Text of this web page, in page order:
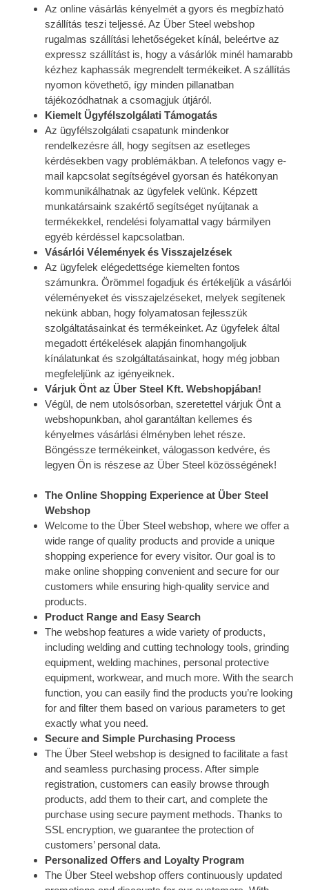
Az online vásárlás kényelmét a gyors és megbízható
szállítás teszi teljessé. Az Über Steel webshop
rugalmas szállítási lehetőségeket kínál, beleértve az
expressz szállítást is, hogy a vásárlók minél hamarabb
kézhez kaphassák megrendelt termékeiket. A szállítás
nyomon követhető, így minden pillanatban
tájékozódhatnak a csomagjuk útjáról.
Kiemelt Ügyfélszolgálati Támogatás
Az ügyfélszolgálati csapatunk mindenkor
rendelkezésre áll, hogy segítsen az esetleges
kérdésekben vagy problémákban. A telefonos vagy e-
mail kapcsolat segítségével gyorsan és hatékonyan
kommunikálhatnak az ügyfelek velünk. Képzett
munkatársaink szakértő segítséget nyújtanak a
termékekkel, rendelési folyamattal vagy bármilyen
egyéb kérdéssel kapcsolatban.
Vásárlói Vélemények és Visszajelzések
Az ügyfelek elégedettsége kiemelten fontos
számunkra. Örömmel fogadjuk és értékeljük a vásárlói
véleményeket és visszajelzéseket, melyek segítenek
nekünk abban, hogy folyamatosan fejlesszük
szolgáltatásainkat és termékeinket. Az ügyfelek által
megadott értékelések alapján finomhangoljuk
kínálatunkat és szolgáltatásainkat, hogy még jobban
megfeleljünk az igényeiknek.
Várjuk Önt az Über Steel Kft. Webshopjában!
Végül, de nem utolsósorban, szeretettel várjuk Önt a
webshopunkban, ahol garantáltan kellemes és
kényelmes vásárlási élményben lehet része.
Böngéssze termékeinket, válogasson kedvére, és
legyen Ön is részese az Über Steel közösségének!
The Online Shopping Experience at Über Steel
Webshop
Welcome to the Über Steel webshop, where we offer a
wide range of quality products and provide a unique
shopping experience for every visitor. Our goal is to
make online shopping convenient and secure for our
customers while ensuring high-quality service and
products.
Product Range and Easy Search
The webshop features a wide variety of products,
including welding and cutting technology tools, grinding
equipment, welding machines, personal protective
equipment, workwear, and much more. With the search
function, you can easily find the products you’re looking
for and filter them based on various parameters to get
exactly what you need.
Secure and Simple Purchasing Process
The Über Steel webshop is designed to facilitate a fast
and seamless purchasing process. After simple
registration, customers can easily browse through
products, add them to their cart, and complete the
purchase using secure payment methods. Thanks to
SSL encryption, we guarantee the protection of
customers’ personal data.
Personalized Offers and Loyalty Program
The Über Steel webshop offers continuously updated